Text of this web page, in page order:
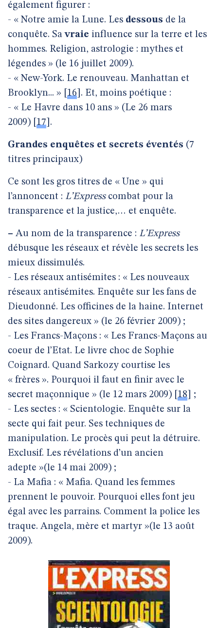
également figurer :
- « Notre amie la Lune. Les dessous de la
conquête. Savraie influence sur la terre et les
hommes. Religion, astrologie : mythes et
légendes » (le 16 juillet 2009).
- « New-York. Le renouveau. Manhattan et
Brooklyn... »
16 . Et, moins poétique :
- « Le Havre dans 10 ans » (Le 26 mars
2009) 17 .
Grandes enquêtes et secrets éventés (7
titres principaux)
Ce sont les gros titres de « Une » qui
l’annoncent : L’Expresscombat pour la
transparence et la justice,… et enquête.
– Au nom de la transparence : L’Express
débusque les réseaux et révèle les secrets les
mieux dissimulés.
- Les réseaux antisémites : « Les nouveaux
réseaux antisémites. Enquête sur les fans de
Dieudonné. Les officines de la haine. Internet
des sites dangereux » (le 26 février 2009) ;
- Les Francs-Maçons : « Les Francs-Maçons au
coeur de l’Etat. Le livre choc de Sophie
Coignard. Quand Sarkozy courtise les
« frères ». Pourquoi il faut en finir avec le
secret maçonnique » (le 12 mars 2009) 18
;
- Les sectes : « Scientologie. Enquête sur la
secte qui fait peur. Ses techniques de
manipulation. Le procès qui peut la détruire.
Exclusif. Les révélations d’un ancien
adepte »(le 14 mai 2009) ;
- La Mafia : « Mafia. Quand les femmes
prennent le pouvoir. Pourquoi elles font jeu
égal avec les parrains. Comment la police les
traque. Angela, mère et martyr »(le 13 août
2009).